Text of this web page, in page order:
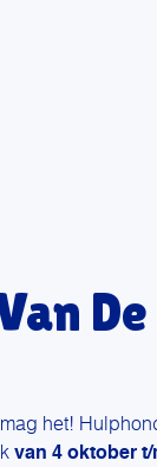
het!
van 4 oktober